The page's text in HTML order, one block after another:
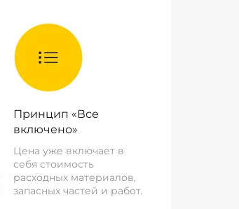
Принцип «Все
включено»
Цена уже включает в
себя стоимость
расходных материалов,
запасных частей и работ.